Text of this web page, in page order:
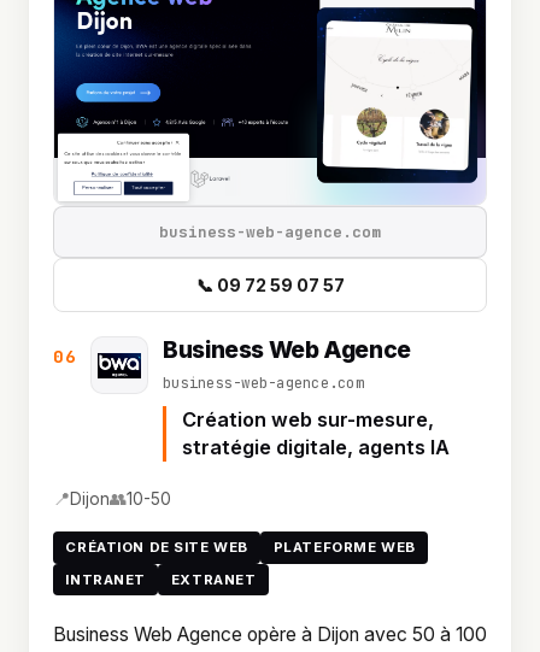
06 Business Web Agence
business-web-agence.com
Création web sur-mesure,
stratégie digitale, agents IA
📍Dijon👥10-50
CRÉATION DE SITE WEB
PLATEFORME WEB
INTRANET
EXTRANET
Business Web Agence opère à Dijon avec 50 à 100
business-web-agence.com
📞 09 72 59 07 57